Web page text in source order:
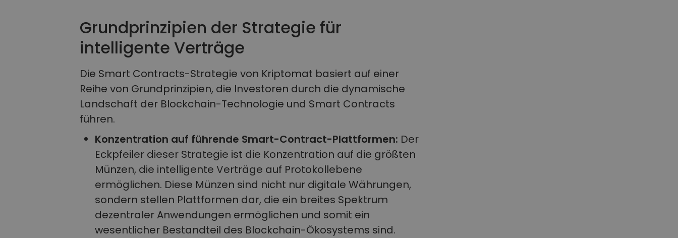
Grundprinzipien der Strategie für
intelligente Verträge
Die Smart Contracts-Strategie von Kriptomat basiert auf einer
Reihe von Grundprinzipien, die Investoren durch die dynamische
Landschaft der Blockchain-Technologie und Smart Contracts
führen.
Konzentration auf führende Smart-Contract-Plattformen: Der
Eckpfeiler dieser Strategie ist die Konzentration auf die größten
Münzen, die intelligente Verträge auf Protokollebene
ermöglichen. Diese Münzen sind nicht nur digitale Währungen,
sondern stellen Plattformen dar, die ein breites Spektrum
dezentraler Anwendungen ermöglichen und somit ein
wesentlicher Bestandteil des Blockchain-Ökosystems sind.